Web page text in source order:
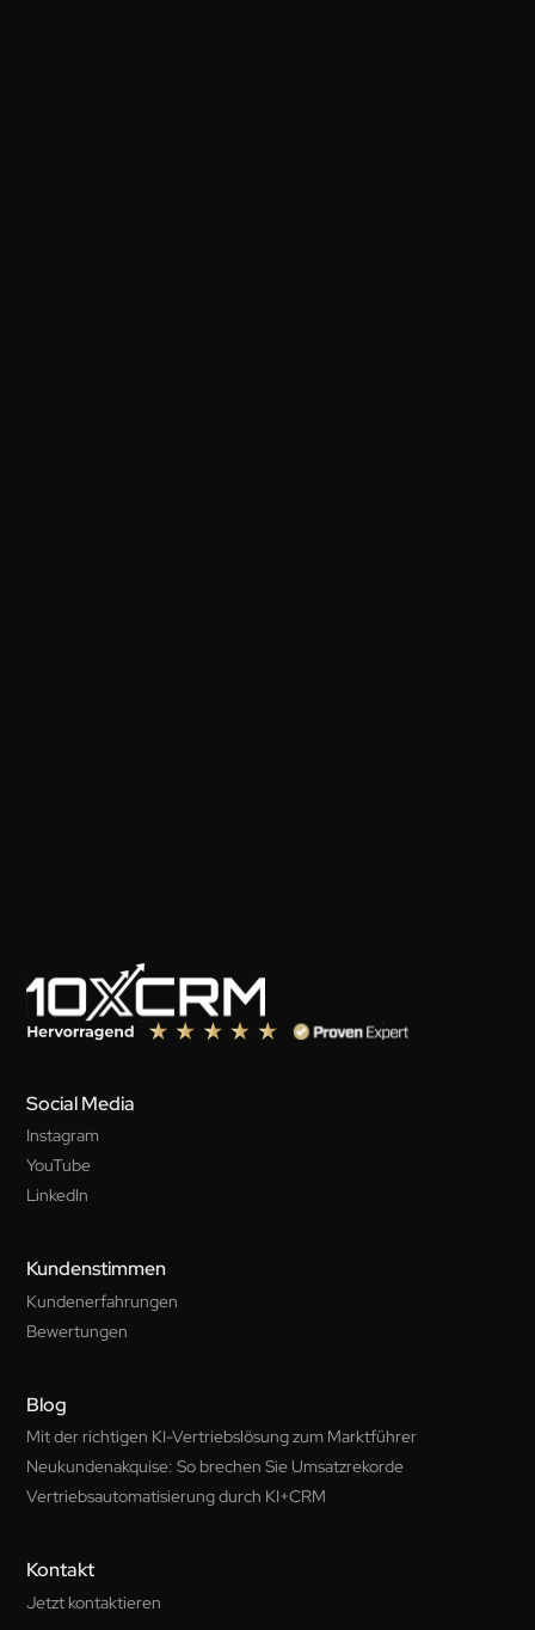
Social Media
Instagram
YouTube
LinkedIn
Kundenstimmen
Kundenerfahrungen
Bewertungen
Blog
Mit der richtigen KI-Vertriebslösung zum Marktführer
Neukundenakquise: So brechen Sie Umsatzrekorde
Vertriebsautomatisierung durch KI+CRM
Kontakt
Jetzt kontaktieren